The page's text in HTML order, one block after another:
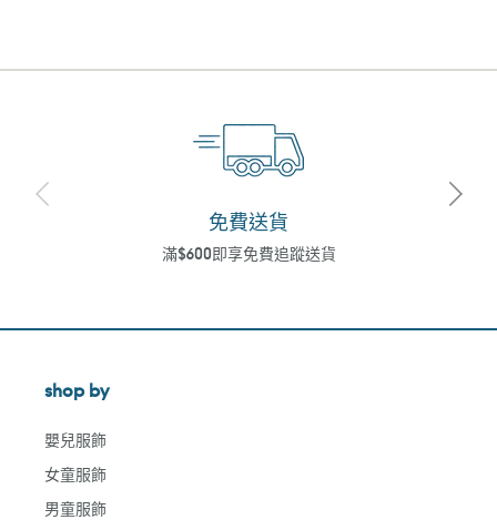
免費送貨
滿$600即享免費追蹤送貨
shop by
嬰兒服飾
女童服飾
男童服飾